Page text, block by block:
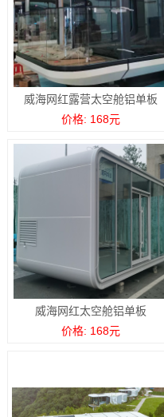
威海网红露营太空舱铝单板
价格: 168元
威海网红太空舱铝单板
价格: 168元